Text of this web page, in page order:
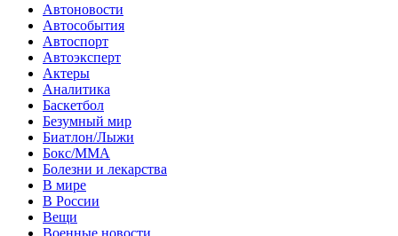
Автоновости
Автособытия
Автоспорт
Автоэксперт
Актеры
Аналитика
Баскетбол
Безумный мир
Биатлон/Лыжи
Бокс/MMA
Болезни и лекарства
В мире
В России
Вещи
Военные новости